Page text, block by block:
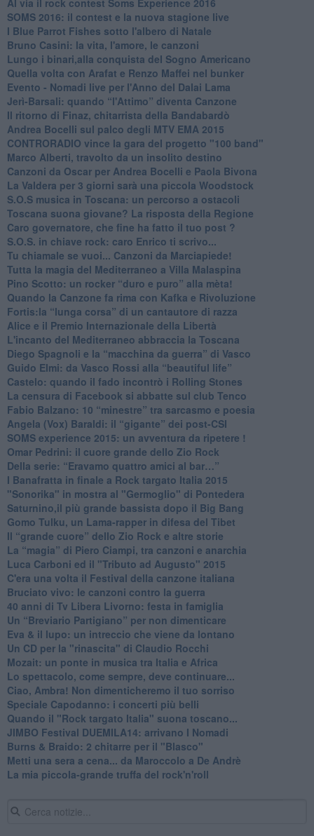
​SOMS 2016: il contest e la nuova stagione live
I Blue Parrot Fishes sotto l'albero di Natale
Bruno Casini: la vita, l'amore, le canzoni
​Lungo i binari,alla conquista del Sogno Americano
​Quella volta con Arafat e Renzo Maffei nel bunker
​Evento - Nomadi live per l'Anno del Dalai Lama
Jerì-Barsali: quando “l'Attimo” diventa Canzone
Il ritorno di Finaz, chitarrista della Bandabardò
Andrea Bocelli sul palco degli MTV EMA 2015
CONTRORADIO vince la gara del progetto "100 band"
Marco Alberti, travolto da un insolito destino
Canzoni da Oscar per Andrea Bocelli e Paola Bivona
La Valdera per 3 giorni sarà una piccola Woodstock
S.O.S musica in Toscana: un percorso a ostacoli
​Toscana suona giovane? La risposta della Regione
Caro governatore, che fine ha fatto il tuo post ?
S.O.S. in chiave rock: caro Enrico ti scrivo...
Tu chiamale se vuoi... Canzoni da Marciapiede!
​Tutta la magia del Mediterraneo a Villa Malaspina
​Pino Scotto: un rocker “duro e puro” alla mèta!
​Quando la Canzone fa rima con Kafka e Rivoluzione
​Fortis:la “lunga corsa” di un cantautore di razza
Alice e il Premio Internazionale della Libertà
​L'incanto del Mediterraneo abbraccia la Toscana
​Diego Spagnoli e la “macchina da guerra” di Vasco
​Guido Elmi: da Vasco Rossi alla “beautiful life”
​Castelo: quando il fado incontrò i Rolling Stones
La censura di Facebook si abbatte sul club Tenco
Fabio Balzano: 10 “minestre” tra sarcasmo e poesia
Angela (Vox) Baraldi: il “gigante” dei post-CSI
​SOMS experience 2015: un avventura da ripetere !
Omar Pedrini: il cuore grande dello Zio Rock
Della serie: “Eravamo quattro amici al bar…”
I Banafratta in finale a Rock targato Italia 2015
"Sonorika" in mostra al "Germoglio" di Pontedera
​Saturnino,il più grande bassista dopo il Big Bang
​Gomo Tulku, un Lama-rapper in difesa del Tibet
​Il “grande cuore” dello Zio Rock e altre storie
La “magia” di Piero Ciampi, tra canzoni e anarchia
Luca Carboni ed il "Tributo ad Augusto" 2015
C'era una volta il Festival della canzone italiana
Bruciato vivo: le canzoni contro la guerra
40 anni di Tv Libera Livorno: festa in famiglia
Un “Breviario Partigiano” per non dimenticare
Eva & il lupo: un intreccio che viene da lontano
Un CD per la "rinascita" di Claudio Rocchi
Mozait: un ponte in musica tra Italia e Africa
Lo spettacolo, come sempre, deve continuare...
Ciao, Ambra! Non dimenticheremo il tuo sorriso
Speciale Capodanno: i concerti più belli
Quando il "Rock targato Italia" suona toscano...
JIMBO Festival DUEMILA14: arrivano I Nomadi
Burns & Braido: 2 chitarre per il "Blasco"
Metti una sera a cena... da Maroccolo a De Andrè
La mia piccola-grande truffa del rock'n'roll